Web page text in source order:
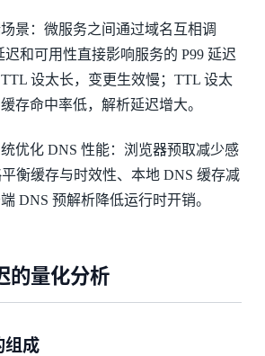
景：微服务之间通过域名互相调
和可用性直接影响服务的 P99 延迟
设太长，变更生效慢；TTL 设太
存命中率低，解析延迟增大。
优化 DNS 性能：浏览器预取减少感
衡缓存与时效性、本地 DNS 缓存减
DNS 预解析降低运行时开销。
的量化分析
组成